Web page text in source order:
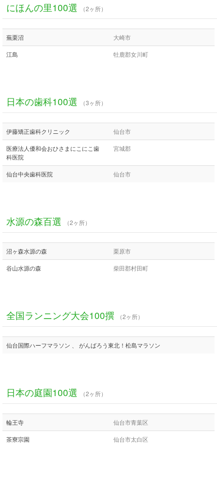
にほんの里100選 （2ヶ所）
蕪栗沼 大崎市
江島 牡鹿郡女川町
日本の歯科100選 （3ヶ所）
伊藤矯正歯科クリニック 仙台市
医療法人優和会おひさまにこにこ歯
科医院
宮城郡
仙台中央歯科医院 仙台市
水源の森百選 （2ヶ所）
沼ヶ森水源の森 栗原市
谷山水源の森 柴田郡村田町
全国ランニング大会100撰 （2ヶ所）
仙台国際ハーフマラソン 、 がんばろう東北！松島マラソン
日本の庭園100選 （2ヶ所）
輪王寺 仙台市青葉区
茶寮宗園 仙台市太白区